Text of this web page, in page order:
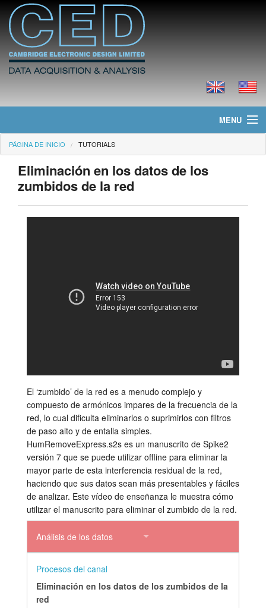
MENU
Página de Inicio
Noticias
PÁGINA DE INICIO TUTORIALS
Eliminación en los datos de los
zumbidos de la red
El ‘zumbido’ de la red es a menudo complejo y
compuesto de armónicos impares de la frecuencia de la
red, lo cual dificulta eliminarlos o suprimirlos con filtros
de paso alto y de entalla simples.
HumRemoveExpress.s2s es un manuscrito de Spike2
versión 7 que se puede utilizar offline para eliminar la
mayor parte de esta interferencia residual de la red,
haciendo que sus datos sean más presentables y fáciles
de analizar. Este vídeo de enseñanza le muestra cómo
utilizar el manuscrito para eliminar el zumbido de la red.
Análisis de los datos
Procesos del canal
Eliminación en los datos de los zumbidos de la
red